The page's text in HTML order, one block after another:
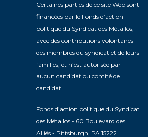
Certaines parties de ce site Web sont
financées par le Fonds d’action
politique du Syndicat des Métallos,
avec des contributions volontaires
des membres du syndicat et de leurs
familles, et n’est autorisée par
aucun candidat ou comité de
candidat.
Fonds d’action politique du Syndicat
des Métallos - 60 Boulevard des
Alliés - Pittsburgh, PA 15222